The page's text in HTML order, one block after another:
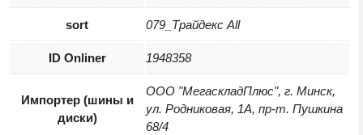
sort 079_Трайдекс All
ID Onliner 1948358
Импортер (шины и
диски)
ООО "МегаскладПлюс", г. Минск,
ул. Родниковая, 1А, пр-т. Пушкина
68/4